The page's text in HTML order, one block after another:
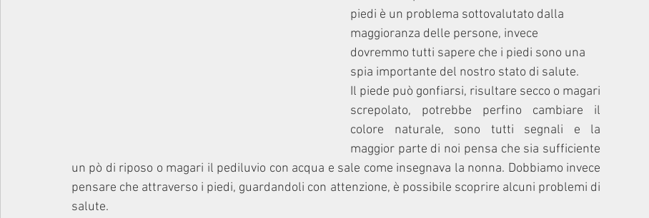
piedi è un problema sottovalutato dalla
maggioranza delle persone, invece
dovremmo tutti sapere che i piedi sono una
spia importante del nostro stato di salute.
Il piede può gonfiarsi, risultare secco o magari
screpolato, potrebbe perfino cambiare il
colore naturale, sono tutti segnali e la
maggior parte di noi pensa che sia sufficiente
un pò di riposo o magari il pediluvio con acqua e sale come insegnava la nonna. Dobbiamo invece
pensare che attraverso i piedi, guardandoli con attenzione, è possibile scoprire alcuni problemi di
salute.